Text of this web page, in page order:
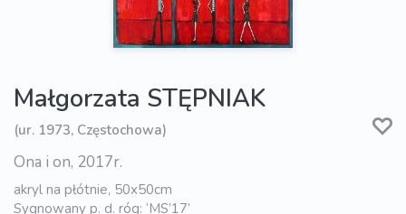
Małgorzata STĘPNIAK
(ur. 1973, Częstochowa)
Ona i on, 2017r.
akryl na płótnie, 50x50cm
Sygnowany p. d. róg: ‘MS’17’